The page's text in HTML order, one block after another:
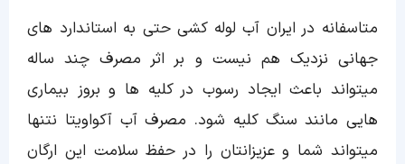
متاسفانه در ایران آب لوله کشی حتی به استاندارد های
جهانی نزدیک هم نیست و بر اثر مصرف چند ساله
میتواند باعث ایجاد رسوب در کلیه ها و بروز بیماری
هایی مانند سنگ کلیه شود. مصرف آب آکواویتا نتنها
میتواند شما و عزیزانتان را در حفظ سلامت این ارگان